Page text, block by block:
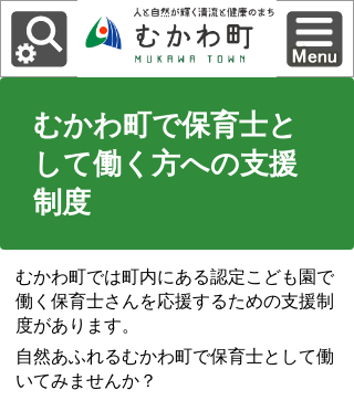
むかわ町で保育士と
して働く方への支援
制度
むかわ町では町内にある認定こども園で
働く保育士さんを応援するための支援制
度があります。
自然あふれるむかわ町で保育士として働
いてみませんか？